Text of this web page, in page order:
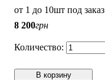
от 1 до 10шт под заказ
8 200грн
В корзину